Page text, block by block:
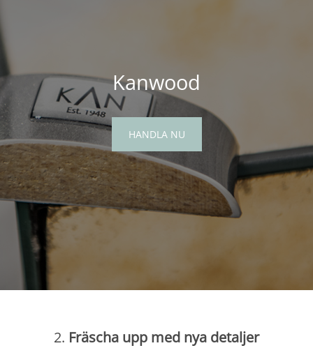
Kanwood
HANDLA NU
2. Fräscha upp med nya detaljer